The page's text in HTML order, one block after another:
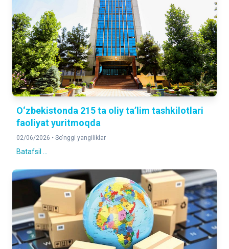
O‘zbekistonda 215 ta oliy ta’lim tashkilotlari
faoliyat yuritmoqda
02/06/2026 • So'nggi yangiliklar
Batafsil ...